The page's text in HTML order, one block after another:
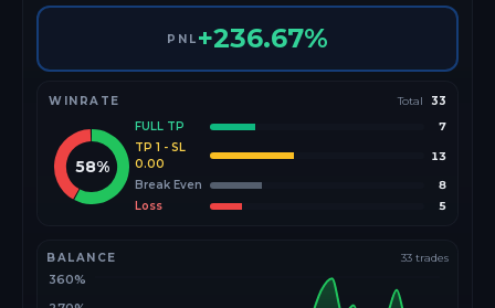
PNL +236.67%
WINRATE Total 33
58%
FULL TP
7
TP 1 - SL
0.00
13
Break Even
8
Loss
5
BALANCE 33 trades
360%